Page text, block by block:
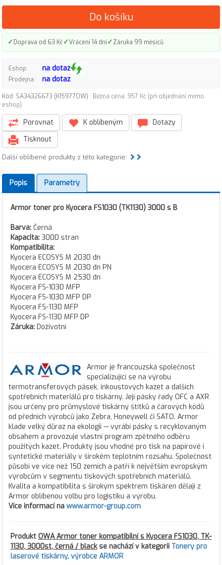
Do košíku
✓Doprava od 63 Kč✓Vrácení 14 dní✓Záruka 99 měsíců
Eshop: na dotaz
Prodejna: na dotaz
Kód: SA34326673 (K15977OW)
Běžná cena: 957 Kč (při objednání mimo
eshop)
Porovnat K oblíbeným
Dotazy
Tisknout
Další oblíbené produkty z této kategorie:
Popis Parametry
Armor toner pro Kyocera FS1030 (TK1130) 3000 s B
Barva: Černá
Kapacita: 3000 stran
Kompatibilita:
Kyocera ECOSYS M 2030 dn
Kyocera ECOSYS M 2030 dn PN
Kyocera ECOSYS M 2530 dn
Kyocera FS-1030 MFP
Kyocera FS-1030 MFP DP
Kyocera FS-1130 MFP
Kyocera FS-1130 MFP DP
Záruka: Doživotní
Armor je francouzská společnost
specializující se na výrobu
termotransferových pásek, inkoustových kazet a dalších
spotřebních materiálů pro tiskárny. Její pásky řady OFC a AXR
jsou určeny pro průmyslové tiskárny štítků a čárových kódů
od předních výrobců jako Zebra, Honeywell či SATO. Armor
klade velký důraz na ekologii — vyrábí pásky s recyklovaným
obsahem a provozuje vlastní program zpětného odběru
použitých kazet. Produkty jsou vhodné pro tisk na papírové i
syntetické materiály v širokém teplotním rozsahu. Společnost
působí ve více než 150 zemích a patří k největším evropským
výrobcům v segmentu tiskových spotřebních materiálů.
Kvalita a kompatibilita s širokým spektrem tiskáren dělají z
Armor oblíbenou volbu pro logistiku a výrobu.
Více informací na www.armor-group.com
Produkt OWA Armor toner kompatibilní s Kyocera FS1030, TK-
1130, 3000st, černá / blackse nachází v kategorii Tonery pro
laserové tiskárny, výrobce ARMOR